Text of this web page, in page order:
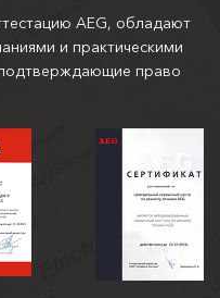
AEG, обладают
и практическими
право